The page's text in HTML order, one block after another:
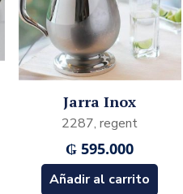
Jarra Inox
2287, regent
₲ 595.000
Añadir al carrito